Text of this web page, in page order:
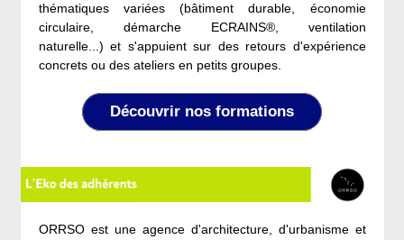
thématiques variées (bâtiment durable, économie
circulaire, démarche ECRAINS®, ventilation
naturelle...) et s'appuient sur des retours d'expérience
concrets ou des ateliers en petits groupes.
Découvrir nos formations
ORRSO est une agence d'architecture, d'urbanisme et